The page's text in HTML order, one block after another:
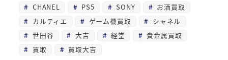
CHANEL PS5 SONY
お酒買取
カルティエ
ゲーム機買取
シャネル
世田谷
大吉 経堂
貴金属買取
買取
買取大吉